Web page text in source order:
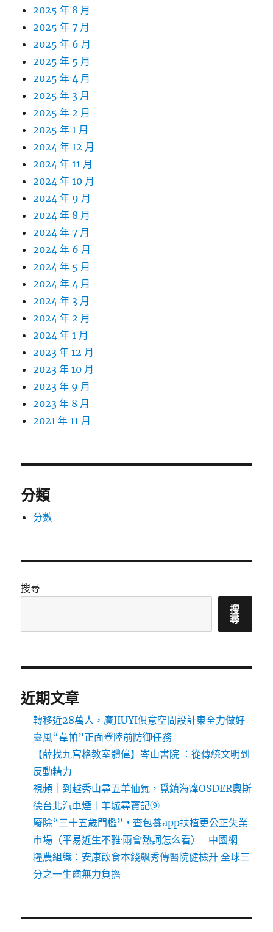
2025 年 8 月
2025 年 7 月
2025 年 6 月
2025 年 5 月
2025 年 4 月
2025 年 3 月
2025 年 2 月
2025 年 1 月
2024 年 12 月
2024 年 11 月
2024 年 10 月
2024 年 9 月
2024 年 8 月
2024 年 7 月
2024 年 6 月
2024 年 5 月
2024 年 4 月
2024 年 3 月
2024 年 2 月
2024 年 1 月
2023 年 12 月
2023 年 10 月
2023 年 9 月
2023 年 8 月
2021 年 11 月
分類
分數
搜尋
搜
尋
近期文章
轉移近28萬人，廣JIUYI俱意空間設計東全力做好
臺風“韋帕”正面登陸前防御任務
【薛找九宮格教室體偉】岑山書院 ：從傳統文明到
反動精力
視頻｜到越秀山尋五羊仙氣，覓鎮海烽OSDER奧斯
德台北汽車煙｜羊城尋寶記⑨
廢除“三十五歲門檻”，查包養app扶植更公正失業
市場（平易近生不雅·兩會熱詞怎么看）_中國網
糧農組織：安康飲食本錢飆秀傳醫院健檢升 全球三
分之一生齒無力負擔